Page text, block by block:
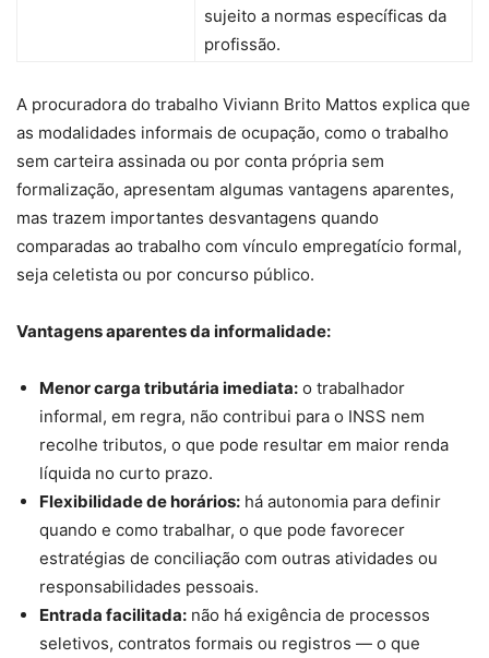
sujeito a normas específicas da
profissão.
A procuradora do trabalho Viviann Brito Mattos explica que
as modalidades informais de ocupação, como o trabalho
sem carteira assinada ou por conta própria sem
formalização, apresentam algumas vantagens aparentes,
mas trazem importantes desvantagens quando
comparadas ao trabalho com vínculo empregatício formal,
seja celetista ou por concurso público.
Vantagens aparentes da informalidade:
Menor carga tributária imediata: o trabalhador
informal, em regra, não contribui para o INSS nem
recolhe tributos, o que pode resultar em maior renda
líquida no curto prazo.
Flexibilidade de horários: há autonomia para definir
quando e como trabalhar, o que pode favorecer
estratégias de conciliação com outras atividades ou
responsabilidades pessoais.
Entrada facilitada: não há exigência de processos
seletivos, contratos formais ou registros — o que